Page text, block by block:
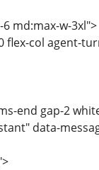
md:max-w-3xl">
col agent-
end gap-2
data-